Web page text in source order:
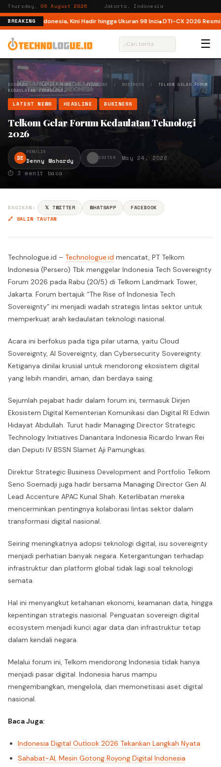
Thursday,06 August 2026 · Jakarta, Indonesia
BREAKINGdi Indonesia, Kini Hadir hingga Ukuran 98 Inci DTI-CX 2026 Resmi
⌕ ☰
BERANDA/ LATEST NEWS/HEADLINE / BUSINESS / TELKOM GELAR FORUM
KEDAULATAN TEKNOLOGI…
LATEST NEWS HEADLINE BUSINESS
Telkom Gelar Forum Kedaulatan Teknologi
2026
DE
PENULIS
Denny Mahardy EDITOR
May 24, 2026
⏱ 3 menit baca
BAGIKAN: 𝕏 TWITTER WHATSAPP
FACEBOOK
🔗 SALIN TAUTAN
Technologue.id – Technologue.id mencatat, PT Telkom
Indonesia (Persero) Tbk menggelar Indonesia Tech Sovereignty
Forum 2026 pada Rabu (20/5) di Telkom Landmark Tower,
Jakarta. Forum bertajuk “The Rise of Indonesia Tech
Sovereignty” ini menjadi wadah strategis lintas sektor untuk
memperkuat arah kedaulatan teknologi nasional.
Acara ini berfokus pada tiga pilar utama, yaitu Cloud
Sovereignty, AI Sovereignty, dan Cybersecurity Sovereignty.
Ketiganya dinilai krusial untuk mendorong ekosistem digital
yang lebih mandiri, aman, dan berdaya saing.
Sejumlah pejabat hadir dalam forum ini, termasuk Dirjen
Ekosistem Digital Kementerian Komunikasi dan Digital RI Edwin
Hidayat Abdullah. Turut hadir Managing Director Strategic
Technology Initiatives Danantara Indonesia Ricardo Irwan Rei
dan Deputi IV BSSN Slamet Aji Pamungkas.
Direktur Strategic Business Development and Portfolio Telkom
Seno Soemadji juga hadir bersama Managing Director Gen AI
Lead Accenture APAC Kunal Shah. Keterlibatan mereka
mencerminkan pentingnya kolaborasi lintas sektor dalam
transformasi digital nasional.
Seiring meningkatnya adopsi teknologi digital, isu sovereignty
menjadi perhatian banyak negara. Ketergantungan terhadap
infrastruktur dan platform global tidak lagi soal teknologi
semata.
Hal ini menyangkut ketahanan ekonomi, keamanan data, hingga
kepentingan strategis nasional. Penguatan sovereign digital
ecosystem menjadi kunci agar data dan infrastruktur tetap
dalam kendali negara.
Melalui forum ini, Telkom mendorong Indonesia tidak hanya
menjadi pasar digital. Indonesia harus mampu
mengembangkan, mengelola, dan memonetisasi aset digital
nasional.
Baca Juga:
Indonesia Digital Outlook 2026 Tekankan Langkah Nyata
Sahabat-AI, Mesin Gotong Royong Digital Indonesia